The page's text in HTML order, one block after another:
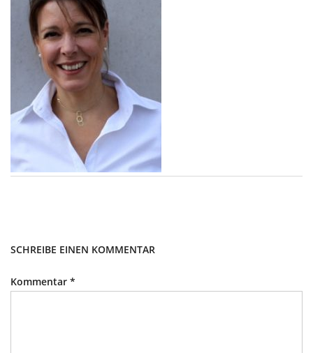
SCHREIBE EINEN KOMMENTAR
Kommentar *